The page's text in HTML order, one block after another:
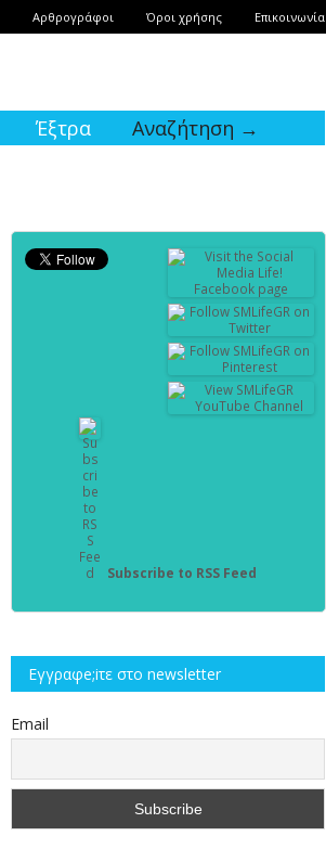
Αρθρογράφοι Όροι χρήσης Επικοινωνία
Έξτρα Αναζήτηση →
Subscribe to RSS Feed
Εγγραφe;iτε στο newsletter
Email